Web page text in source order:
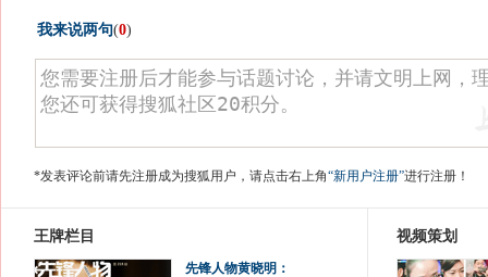
我来说两句(0)
*发表评论前请先注册成为搜狐用户，请点击右上角“新用户注册”进行注册！
王牌栏目
先锋人物黄晓明：
视频策划